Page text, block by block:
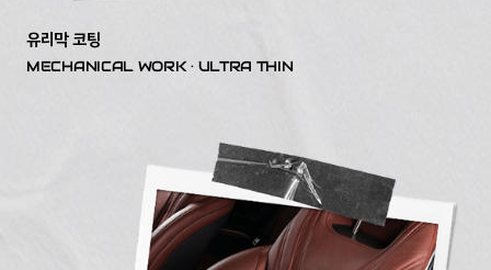
유리막 코팅
MECHANICAL WORK · ULTRA THIN